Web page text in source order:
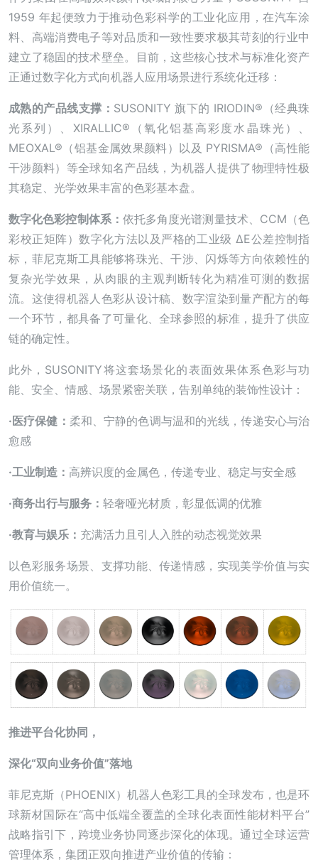
1959 年起便致力于推动色彩科学的工业化应用，在汽车涂
料、高端消费电子等对品质和一致性要求极其苛刻的行业中
建立了稳固的技术壁垒。目前，这些核心技术与标准化资产
正通过数字化方式向机器人应用场景进行系统化迁移：
成熟的产品线支撑： SUSONITY 旗下的 IRIODIN®（经典珠
光系列）、XIRALLIC®（氧化铝基高彩度水晶珠光）、
MEOXAL®（铝基金属效果颜料）以及 PYRISMA®（高性能
干涉颜料）等全球知名产品线，为机器人提供了物理特性极
其稳定、光学效果丰富的色彩基本盘。
数字化色彩控制体系： 依托多角度光谱测量技术、CCM（色
彩校正矩阵）数字化方法以及严格的工业级 ΔE公差控制指
标，菲尼克斯工具能够将珠光、干涉、闪烁等方向依赖性的
复杂光学效果，从肉眼的主观判断转化为精准可测的数据
流。这使得机器人色彩从设计稿、数字渲染到量产配方的每
一个环节，都具备了可量化、全球参照的标准，提升了供应
链的确定性。
此外，SUSONITY将这套场景化的表面效果体系色彩与功
能、安全、情感、场景紧密关联，告别单纯的装饰性设计：
·医疗保健： 柔和、宁静的色调与温和的光线，传递安心与治
愈感
·工业制造： 高辨识度的金属色，传递专业、稳定与安全感
·商务出行与服务： 轻奢哑光材质，彰显低调的优雅
·教育与娱乐： 充满活力且引人入胜的动态视觉效果
以色彩服务场景、支撑功能、传递情感，实现美学价值与实
用价值统一。
推进平台化协同，
深化“双向业务价值”落地
菲尼克斯（PHOENIX）机器人色彩工具的全球发布，也是环
球新材国际在“高中低端全覆盖的全球化表面性能材料平台”
战略指引下，跨境业务协同逐步深化的体现。通过全球运营
管理体系，集团正双向推进产业价值的传输：